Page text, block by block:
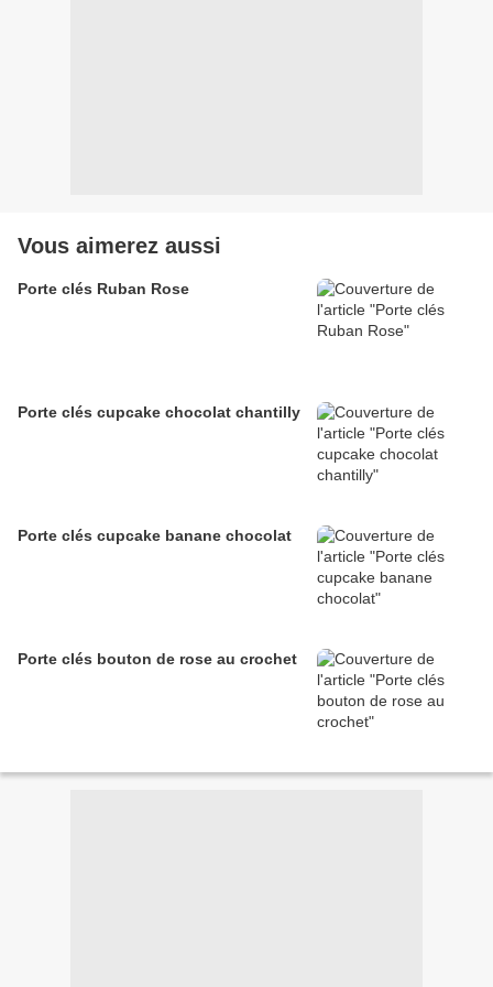
Vous aimerez aussi
Porte clés Ruban Rose
Porte clés cupcake chocolat chantilly
Porte clés cupcake banane chocolat
Porte clés bouton de rose au crochet